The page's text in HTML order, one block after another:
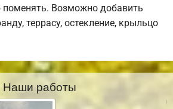
поменять. Возможно добавить
террасу, остекление, крыльцо
Наши работы